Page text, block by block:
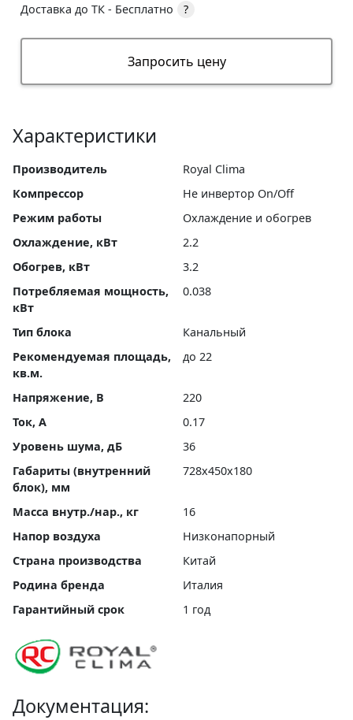
Доставка до ТК - Бесплатно ?
Запросить цену
Характеристики
Производитель
Royal Clima
Компрессор
Не инвертор On/Off
Режим работы
Охлаждение и обогрев
Охлаждение, кВт
2.2
Обогрев, кВт
3.2
Потребляемая мощность,
кВт
0.038
Тип блока
Канальный
Рекомендуемая площадь,
кв.м.
до 22
Напряжение, В
220
Ток, А
0.17
Уровень шума, дБ
36
Габариты (внутренний
блок), мм
728x450x180
Масса внутр./нар., кг
16
Напор воздуха
Низконапорный
Страна производства
Китай
Родина бренда
Италия
Гарантийный срок
1 год
Документация: